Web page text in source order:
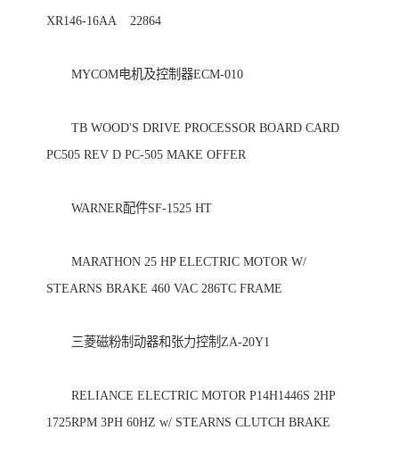
XR146-16AA    22864
MYCOM电机及控制器ECM-010
TB WOOD'S DRIVE PROCESSOR BOARD CARD
PC505 REV D PC-505 MAKE OFFER
WARNER配件SF-1525 HT
MARATHON 25 HP ELECTRIC MOTOR W/
STEARNS BRAKE 460 VAC 286TC FRAME
三菱磁粉制动器和张力控制ZA-20Y1
RELIANCE ELECTRIC MOTOR P14H1446S 2HP
1725RPM 3PH 60HZ w/ STEARNS CLUTCH BRAKE